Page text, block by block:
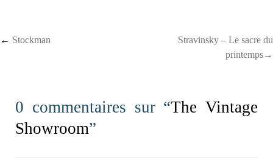
Post navigation
← Stockman
Stravinsky – Le sacre du
printemps→
0 commentaires sur “The Vintage
Showroom”